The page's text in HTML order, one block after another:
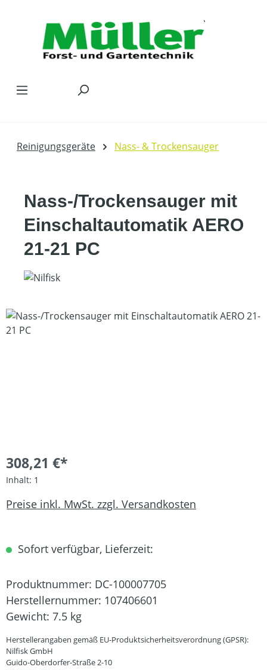
Reinigungsgeräte Nass- & Trockensauger
Nass-/Trockensauger mit
Einschaltautomatik AERO
21-21 PC
Bildergalerie überspringen
308,21 €*
Inhalt: 1
Preise inkl. MwSt. zzgl. Versandkosten
Sofort verfügbar, Lieferzeit:
Produktnummer: DC-100007705
Herstellernummer: 107406601
Gewicht: 7.5 kg
Herstellerangaben gemäß EU-Produktsicherheitsverordnung (GPSR):
Nilfisk GmbH
Guido-Oberdorfer-Straße 2-10